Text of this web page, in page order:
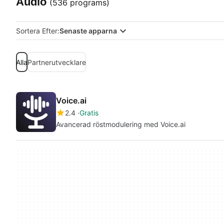
(536 programs)
Sortera Efter:Senaste apparna
AllaPartnerutvecklare
Voice.ai
2.4 Gratis
Avancerad röstmodulering med Voice.ai